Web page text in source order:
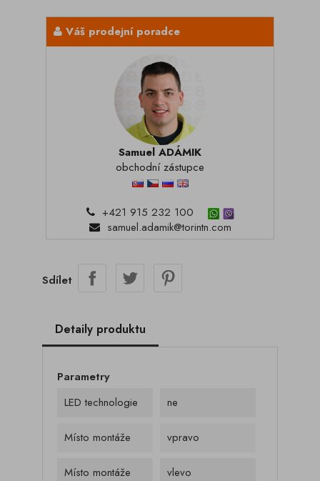
Váš prodejní poradce
Samuel ADÁMIK
obchodní zástupce
+421 915 232 100
samuel.adamik@torintn.com
Sdílet
Detaily produktu
Parametry
LED technologie
ne
Místo montáže vpravo
Místo montáže vlevo